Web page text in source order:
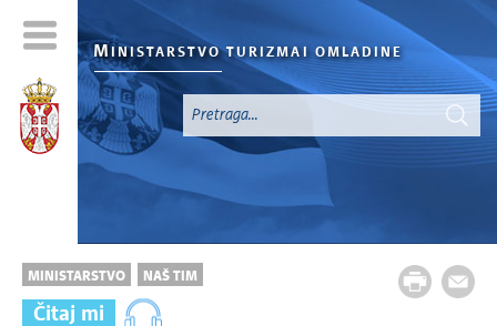
M INISTARSTVO TURIZMA I OMLADINE
MINISTARSTVO NAŠ TIM
Čitaj mi